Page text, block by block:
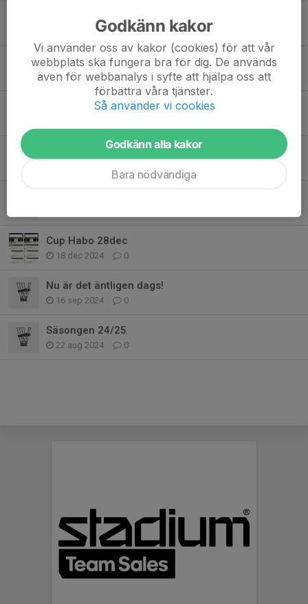
Obs, glöm ej träningskläder.
28 mar 2025 0
🌟
26 mar 2025 0
Säsongen börjar gå mot sitt slut..
Cup Habo 28dec
18 dec 2024 0
Nu är det äntligen dags!
16 sep 2024 0
Säsongen 24/25
22 aug 2024 0
Godkänn kakor
Vi använder oss av kakor (cookies) för att vår
webbplats ska fungera bra för dig. De används
även för webbanalys i syfte att hjälpa oss att
förbättra våra tjänster.
Så använder vi cookies
Godkänn alla kakor
Bara nödvändiga